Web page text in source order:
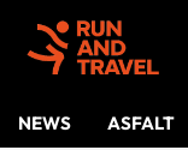
NEWS ASFALT